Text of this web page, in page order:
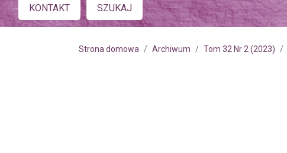
Main menu
KONTAKT SZUKAJ
Strona domowa Archiwum Tom 32 Nr 2 (2023)